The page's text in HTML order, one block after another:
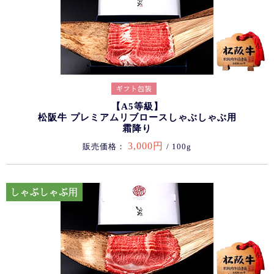
【A5等級】
松阪牛 プレミアムリブロースしゃぶしゃぶ用
霜降り
販売価格： 3,000円 / 100g